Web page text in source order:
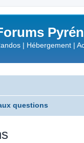
| Hébergement |
questions